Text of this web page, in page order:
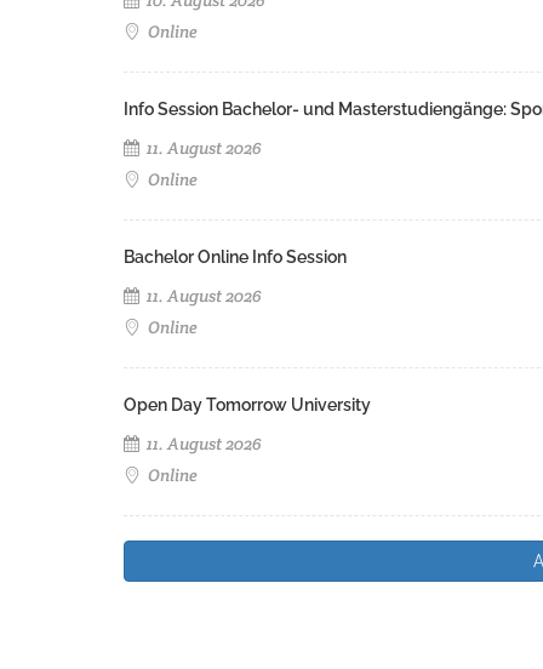
Online
Info Session Bachelor- und Masterstudiengänge:
11. August 2026
Online
Bachelor Online Info Session
11. August 2026
Online
Open Day Tomorrow University
11. August 2026
Online